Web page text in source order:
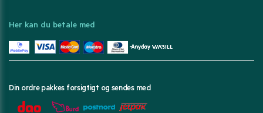
Her kan du betale med
Din ordre pakkes forsigtigt og sendes med